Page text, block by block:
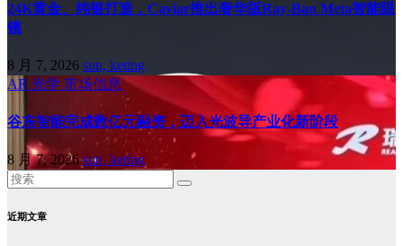
24K黄金、纯银打造，Caviar推出奢华版Ray-Ban Meta智能眼
镜
8 月 7, 2026 sun, keting
AR 光学 市场信息
谷东智能完成数亿元融资，迈入光波导产业化新阶段
8 月 7, 2026sun, keting
近期文章